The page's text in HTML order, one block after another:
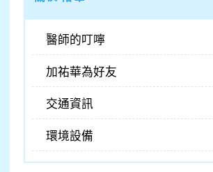
醫師的叮嚀
加祐華為好友
交通資訊
環境設備